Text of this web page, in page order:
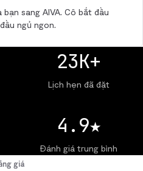
sang AIVA. Cô bắt đầu
ngủ ngon.
23K+
Lịch hẹn đã đặt
4.9★
Đánh giá trung bình
giá